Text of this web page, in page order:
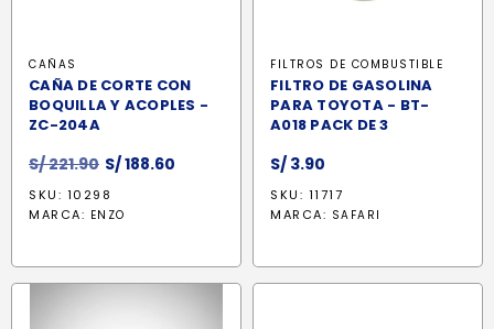
CAÑAS
CAÑA DE CORTE CON
BOQUILLA Y ACOPLES -
ZC-204A
S/221.90 El
precio
original
S/188.60
SKU: 10298
MARCA: ENZO
FILTROS DE COMBUSTIBLE
FILTRO DE GASOLINA
PARA TOYOTA - BT-
A018 PACK DE 3
S/ 3.90
SKU: 11717
MARCA: SAFARI